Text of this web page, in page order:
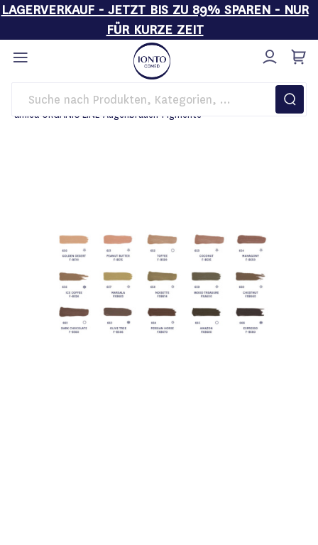
LAGERVERKAUF - JETZT BIS ZU 89% SPAREN - NUR
FÜR KURZE ZEIT
Direkt
zum
Inhalt
Startseite PMU
Pigmentfarben
amiea ORGANIC LINE Augenbrauen-Pigmente